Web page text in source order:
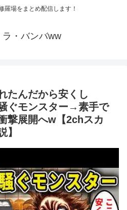
羅場をまとめ配信します！
ラ・バンバww
たんだから安くし
ぐモンスター→素手で
撃展開へw【2chスカ
】